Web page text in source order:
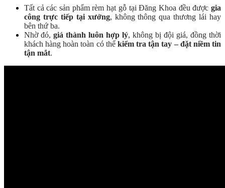
Tất cả các sản phẩm rèm hạt gỗ tại Đăng Khoa đều được gia
công trực tiếp tại xưởng, không thông qua thương lái hay
bên thứ ba.
Nhờ đó, giá thành luôn hợp lý, không bị đội giá, đồng thời
khách hàng hoàn toàn có thể kiểm tra tận tay – đặt niềm tin
tận mắt.